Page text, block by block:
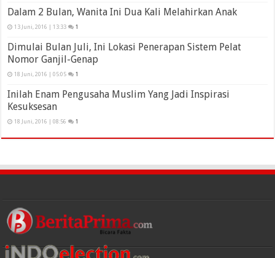
Dalam 2 Bulan, Wanita Ini Dua Kali Melahirkan Anak
13 Juni, 2016 | 13:33 1
Dimulai Bulan Juli, Ini Lokasi Penerapan Sistem Pelat
Nomor Ganjil-Genap
18 Juni, 2016 | 05:05 1
Inilah Enam Pengusaha Muslim Yang Jadi Inspirasi
Kesuksesan
18 Juni, 2016 | 08:56 1